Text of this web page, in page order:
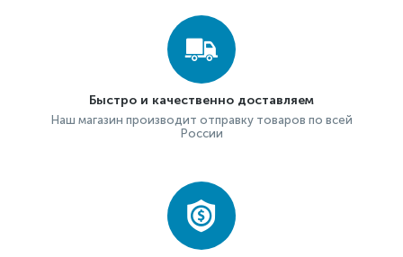
Быстро и качественно доставляем
Наш магазин производит отправку товаров по всей
России